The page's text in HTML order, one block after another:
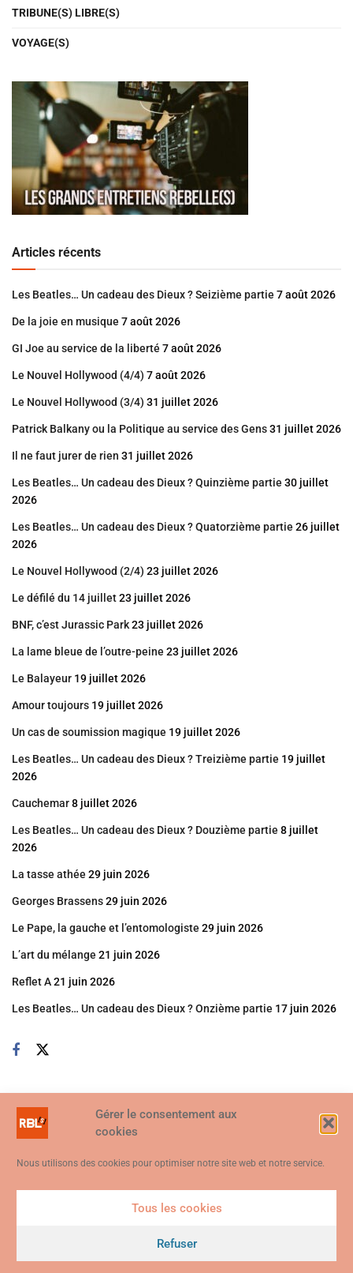
Gérer le consentement aux
cookies
Nous utilisons des cookies pour optimiser notre site web et notre service.
Tous les cookies
Refuser
TRIBUNE(S) LIBRE(S)
VOYAGE(S)
Articles récents
Les Beatles… Un cadeau des Dieux ? Seizième partie 7 août 2026
De la joie en musique 7 août 2026
GI Joe au service de la liberté 7 août 2026
Le Nouvel Hollywood (4/4) 7 août 2026
Le Nouvel Hollywood (3/4) 31 juillet 2026
Patrick Balkany ou la Politique au service des Gens31 juillet 2026
Il ne faut jurer de rien 31 juillet 2026
Les Beatles… Un cadeau des Dieux ? Quinzième partie 30 juillet
2026
Les Beatles… Un cadeau des Dieux ? Quatorzième partie 26 juillet
2026
Le Nouvel Hollywood (2/4) 23 juillet 2026
Le défilé du 14 juillet23 juillet 2026
BNF, c’est Jurassic Park23 juillet 2026
La lame bleue de l’outre-peine 23 juillet 2026
Le Balayeur 19 juillet 2026
Amour toujours 19 juillet 2026
Un cas de soumission magique 19 juillet 2026
Les Beatles… Un cadeau des Dieux ? Treizième partie 19 juillet
2026
Cauchemar8 juillet 2026
Les Beatles… Un cadeau des Dieux ? Douzième partie 8 juillet
2026
La tasse athée 29 juin 2026
Georges Brassens29 juin 2026
Le Pape, la gauche et l’entomologiste 29 juin 2026
L’art du mélange 21 juin 2026
Reflet A21 juin 2026
Les Beatles… Un cadeau des Dieux ? Onzième partie 17 juin 2026
vous consentez à ce que des cookies soient utilisés. Visitez notre
Politique de confidentialité et de cookies. Je suis d'accord